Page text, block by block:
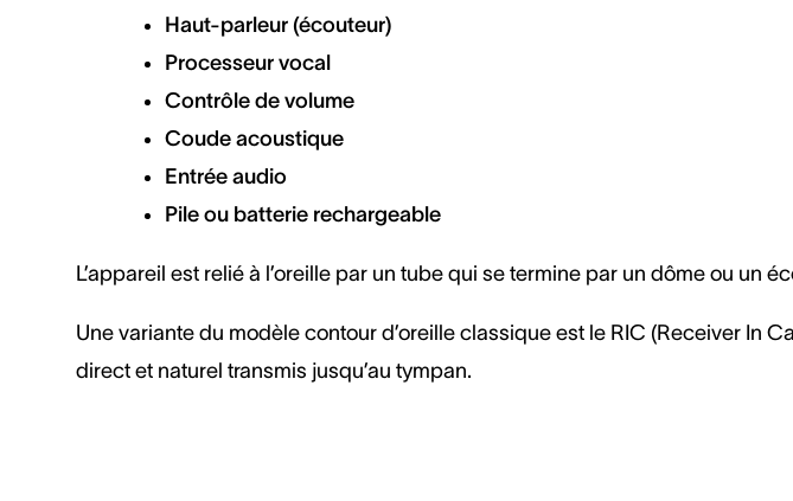
Haut-parleur (écouteur)
Processeur vocal
Contrôle de volume
Coude acoustique
Entrée audio
Pile ou batterie rechargeable
L’appareil est relié à l’oreille par un tube qui se termine par un dôme ou un
Une variante du modèle contour d’oreille classique est le RIC (Receiver In
direct et naturel transmis jusqu’au tympan.